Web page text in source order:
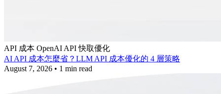
API 成本 OpenAI API 快取優化
AI API 成本怎麼省？LLM API 成本優化的 4 層策略
August 7, 2026 • 1 min read